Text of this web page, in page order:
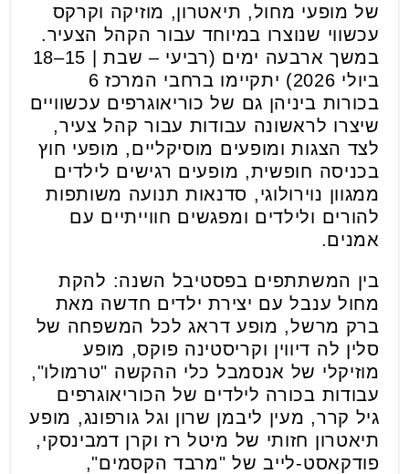
של מופעי מחול, תיאטרון, מוזיקה וקרקס
עכשווי שנוצרו במיוחד עבור הקהל הצעיר.
במשך ארבעה ימים (רביעי – שבת | 15–18
ביולי 2026) יתקיימו ברחבי המרכז 6
בכורות ביניהן גם של כוריאוגרפים עכשוויים
שיצרו לראשונה עבודות עבור קהל צעיר,
לצד הצגות ומופעים מוסיקליים, מופעי חוץ
בכניסה חופשית, מופעים רגישים לילדים
ממגוון נוירולוגי, סדנאות תנועה משותפות
להורים ולילדים ומפגשים חווייתיים עם
אמנים.
בין המשתתפים בפסטיבל השנה: להקת
מחול ענבל עם יצירת ילדים חדשה מאת
ברק מרשל, מופע דראג לכל המשפחה של
סלין לה דיווין וקריסטינה פוקס, מופע
מוזיקלי של אנסמבל כלי ההקשה "טרמולו",
עבודות בכורה לילדים של הכוריאוגרפים
גיל קרר, מעין ליבמן שרון וגל גורפונג, מופע
תיאטרון חזותי של מיטל רז וקרן דמבינסקי,
פודקאסט-לייב של "מרבד הקסמים",